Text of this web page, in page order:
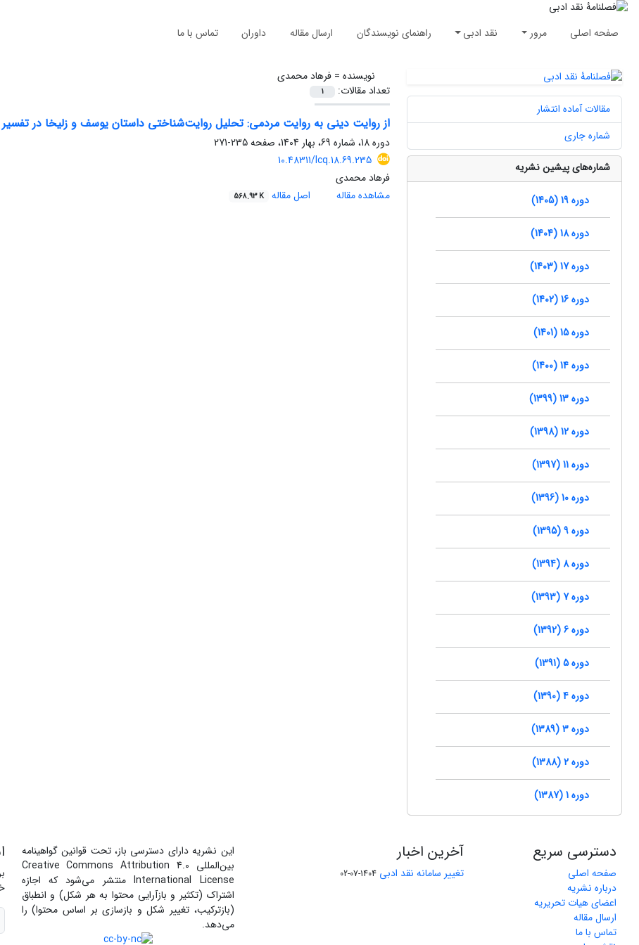
صفحه اصلی مرور نقد ادبی راهنمای نویسندگان ارسال مقاله داوران تماس با ما
نویسنده =فرهاد محمدی
تعداد مقالات:
1
از روایت دینی به روایت مردمی: تحلیل روایت‌شناختی داستان یوسف و زلیخا در
دوره 18، شماره 69، بهار 1404، صفحه
235-271
10.48311/lcq.18.69.235
فرهاد محمدی
مشاهده مقاله
اصل مقاله 568.93 K
مقالات آماده انتشار
شماره جاری
شماره‌های پیشین نشریه
دوره 19 (1405)
دوره 18 (1404)
دوره 17 (1403)
دوره 16 (1402)
دوره 15 (1401)
دوره 14 (1400)
دوره 13 (1399)
دوره 12 (1398)
دوره 11 (1397)
دوره 10 (1396)
دوره 9 (1395)
دوره 8 (1394)
دوره 7 (1393)
دوره 6 (1392)
دوره 5 (1391)
دوره 4 (1390)
دوره 3 (1389)
دوره 2 (1388)
دوره 1 (1387)
دسترسی سریع
صفحه اصلی
درباره نشریه
اعضای هیات تحریریه
ارسال مقاله
تماس با ما
آخرین اخبار
تغییر سامانه نقد ادبی 1404-07-02
این نشریه دارای دسترسی باز، تحت قوانین گواهینامه
بین‌المللی Creative Commons Attribution 4.0
International License منتشر می‌شود که اجازه
اشتراک (تکثیر و بازآرایی محتوا به هر شکل) و انطباق
(بازترکیب، تغییر شکل و بازسازی بر اساس محتوا) را
می‌دهد.